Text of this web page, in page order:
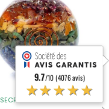
SECRETS DE MINÉRAUX
9.7/10 (4076 avis)
★★★★★